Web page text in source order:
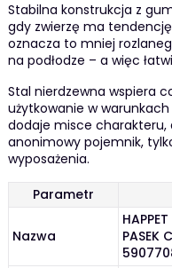
Stabilna konstrukcja z
gdy zwierzę ma
oznacza to mniej
na podłodze – a więc
Stal nierdzewna wspiera
użytkowanie w
dodaje misce charakteru,
anonimowy pojemnik,
wyposażenia.
Parametr
Nazwa
PASEK